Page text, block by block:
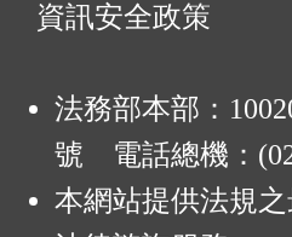
資訊安全政策
法務部本部：
號 電話總機：
本網站提供法規